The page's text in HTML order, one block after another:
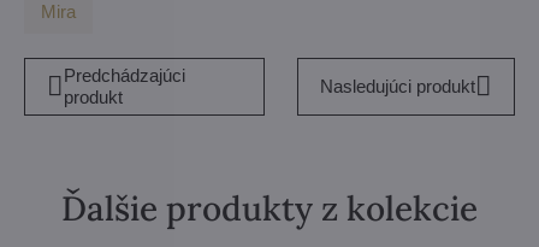
Mira
Predchádzajúci
produkt
Nasledujúci produkt
Ďalšie produkty z kolekcie